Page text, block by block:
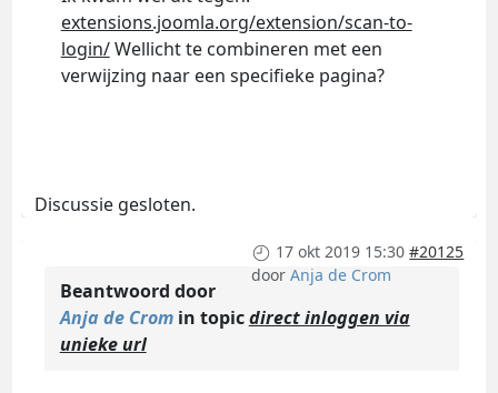
extensions.joomla.org/extension/scan-to-
login/Wellicht te combineren met een
verwijzing naar een specifieke pagina?
Discussie gesloten.
17 okt 2019 15:30 #20125
doorAnja de Crom
Beantwoord door
Anja de Cromin topicdirect inloggen via
unieke url